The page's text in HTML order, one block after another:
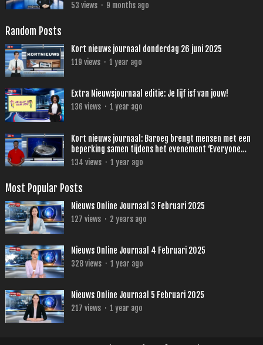
53 views · 9 months ago
Random Posts
Kort nieuws journaal donderdag 26 juni 2025
119 views · 1 year ago
Extra Nieuwsjournaal editie: Je lijf isf van jouw!
136 views · 1 year ago
Kort nieuws journaal: Baroeg brengt mensen met een
beperking samen tijdens het evenement ‘Everyone
Rocks’
134 views · 1 year ago
Most Popular Posts
Nieuws Online Journaal 3 Februari 2025
127 views · 2 years ago
Nieuws Online Journaal 4 Februari 2025
328views · 1 year ago
Nieuws Online Journaal 5 Februari 2025
217 views · 1 year ago